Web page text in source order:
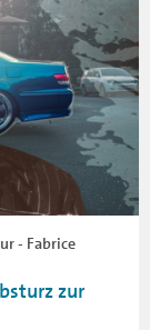
- Fabrice
zur